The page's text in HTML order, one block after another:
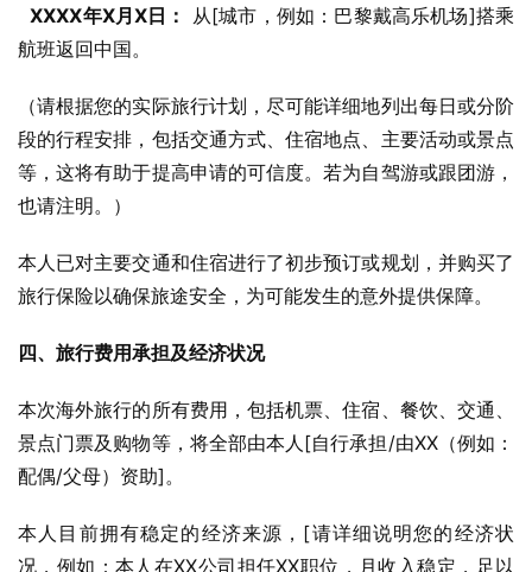
XXXX年X月X日：
从[城市，例如：巴黎戴高乐机场]搭乘
航班返回中国。
（请根据您的实际旅行计划，尽可能详细地列出每日或分阶
段的行程安排，包括交通方式、住宿地点、主要活动或景点
等，这将有助于提高申请的可信度。若为自驾游或跟团游，
也请注明。）
本人已对主要交通和住宿进行了初步预订或规划，并购买了
旅行保险以确保旅途安全，为可能发生的意外提供保障。
四、旅行费用承担及经济状况
本次海外旅行的所有费用，包括机票、住宿、餐饮、交通、
景点门票及购物等，将全部由本人[自行承担/由XX（例如：
配偶/父母）资助]。
本人目前拥有稳定的经济来源，[请详细说明您的经济状
况，例如：本人在XX公司担任XX职位，月收入稳定，足以